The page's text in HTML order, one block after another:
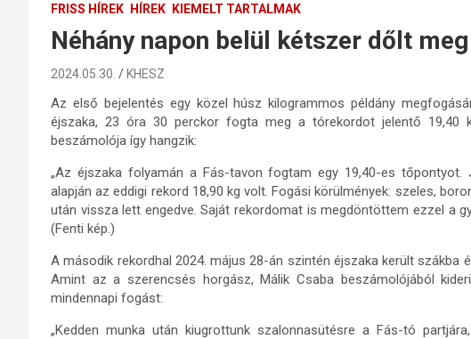
FRISS HÍREK HÍREK KIEMELT TARTALMAK
Néhány napon belül kétszer dőlt
2024.05.30. KHESZ
Az első bejelentés egy közel húsz kilogrammos példány
éjszaka, 23 óra 30 perckor fogta meg a tórekordot jelentő 19,40
beszámolója így hangzik:
„Az éjszaka folyamán a Fás-tavon fogtam egy 19,40-es
alapján az eddigi rekord 18,90 kg volt. Fogási körülmények: szeles,
után vissza lett engedve. Saját rekordomat is megdöntöttem ezzel a
(Fenti kép.)
A második rekordhal 2024. május 28-án szintén éjszaka került szákba
Amint az a szerencsés horgász, Málik Csaba beszámolójából
mindennapi fogást:
„Kedden munka után kiugrottunk szalonnasütésre a Fás-tó